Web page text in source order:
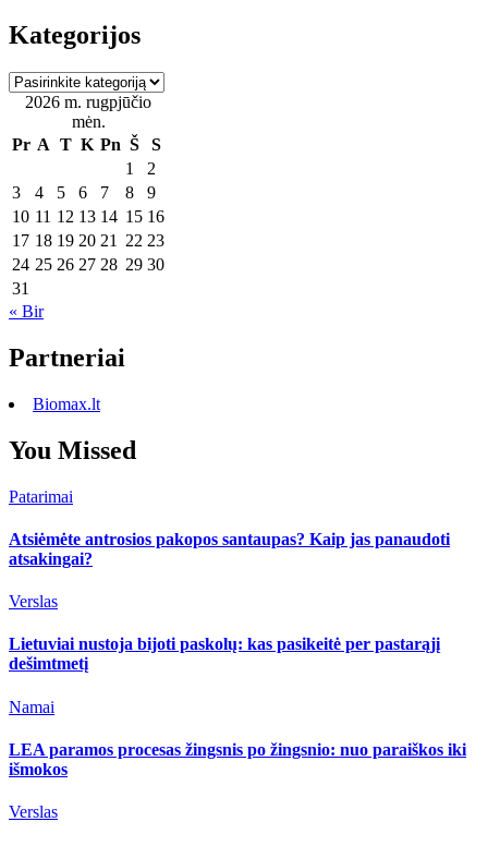
Kategorijos
Kategorijos
2026 m. rugpjūčio
mėn.
Pr A T K Pn Š
S
1
2
3
4 5 6 7 8
9
10 11 12 13 14 15 16
17 18 19 20 21 22 23
24 25 26 27 28 29 30
31
« Bir
Partneriai
Biomax.lt
You Missed
Patarimai
Atsiėmėte antrosios pakopos santaupas? Kaip jas panaudoti
atsakingai?
Verslas
Lietuviai nustoja bijoti paskolų: kas pasikeitė per pastarąjį
dešimtmetį
Namai
LEA paramos procesas žingsnis po žingsnio: nuo paraiškos iki
išmokos
Verslas